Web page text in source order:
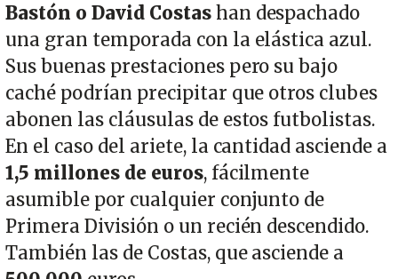
Bastón o David Costashan despachado
una gran temporada con la elástica azul.
Sus buenas prestaciones pero su bajo
caché podrían precipitar que otros clubes
abonen las cláusulas de estos futbolistas.
En el caso del ariete, la cantidad asciende a
1,5 millones de euros, fácilmente
asumible por cualquier conjunto de
Primera División o un recién descendido.
También las de Costas, que asciende a